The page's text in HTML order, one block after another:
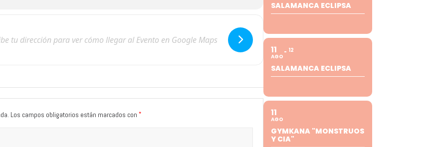
Los campos obligatorios están marcados con *
SALAMANCA ECLIPSA
11
AGO
12
SALAMANCA ECLIPSA
11
AGO
GYMKANA "MONSTRUOS
Y CIA"